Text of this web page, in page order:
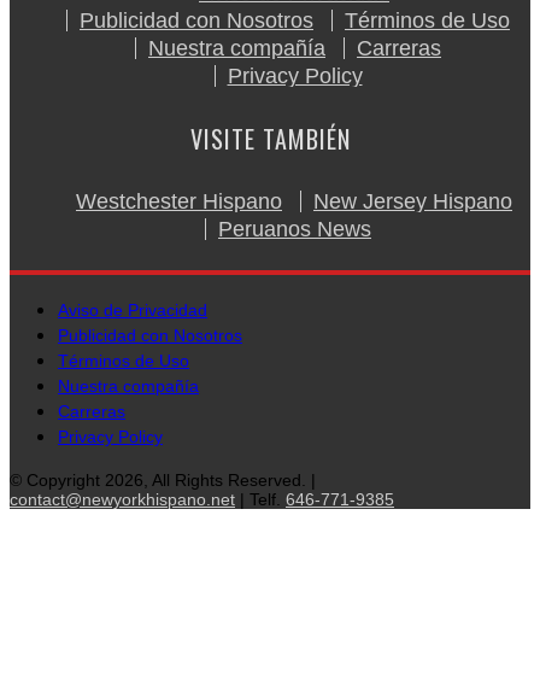
Publicidad con Nosotros
Términos de Uso
Nuestra compañía
Carreras
Privacy Policy
VISITE TAMBIÉN
Westchester Hispano
New Jersey Hispano
Peruanos News
Aviso de Privacidad
Publicidad con Nosotros
Términos de Uso
Nuestra compañía
Carreras
Privacy Policy
© Copyright 2026, All Rights Reserved. |
contact@newyorkhispano.net | Telf. 646-771-9385